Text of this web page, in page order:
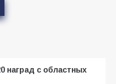
наград с областных